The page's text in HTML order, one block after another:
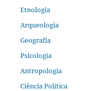
Etnologia
Arqueologia
Geografia
Psicologia
Antropologia
Ciência Política